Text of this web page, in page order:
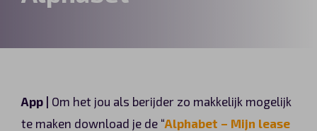
App | Om het jou als berijder zo makkelijk mogelijk
te maken download je de “Alphabet – Mijn lease
Bedrijfswagens
Private lease